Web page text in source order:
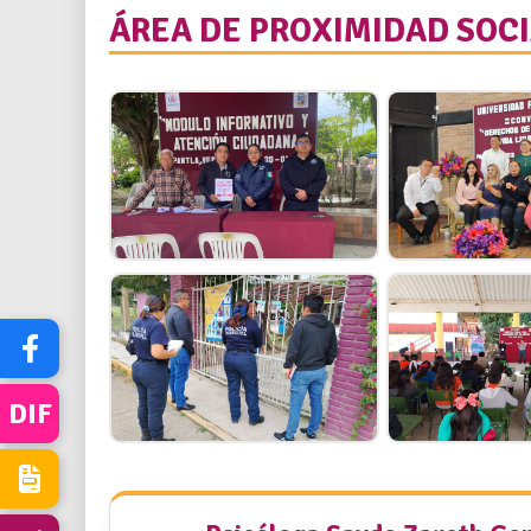
DIF
ÁREA DE PROXIMIDAD